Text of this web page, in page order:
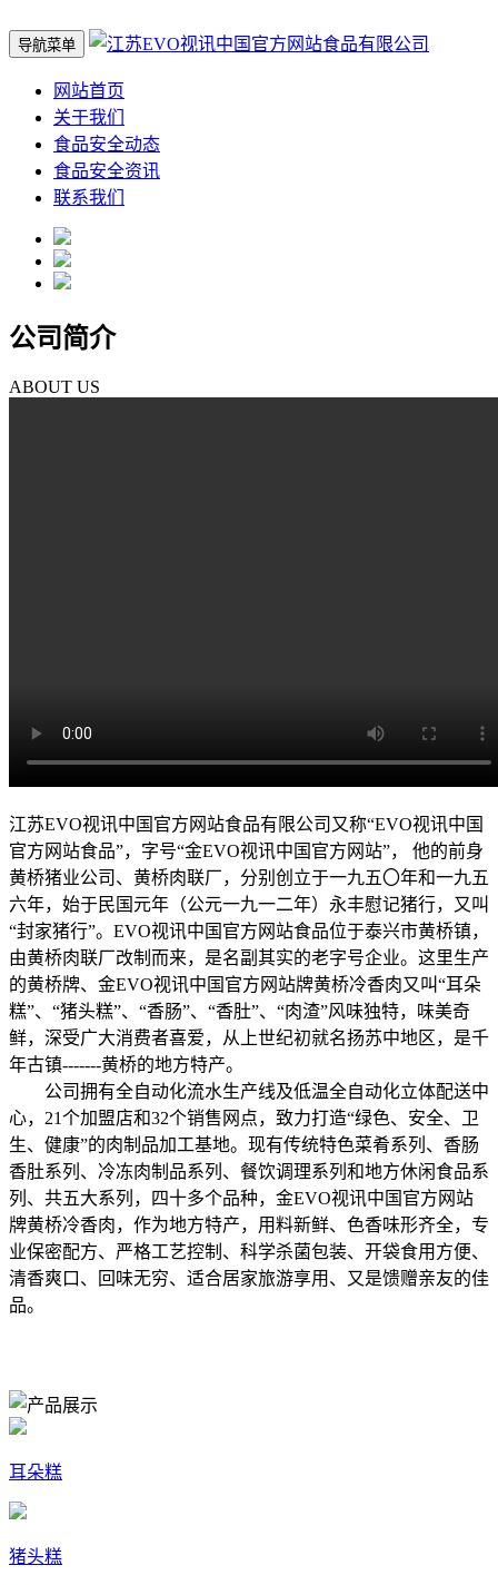
导航菜单
网站首页
关于我们
食品安全动态
食品安全资讯
联系我们
公司简介
ABOUT US
江苏EVO视讯中国官方网站食品有限公司又称“EVO视讯中国
官方网站食品”，字号“金EVO视讯中国官方网站”， 他的前身
黄桥猪业公司、黄桥肉联厂，分别创立于一九五〇年和一九五
六年，始于民国元年（公元一九一二年）永丰慰记猪行，又叫
“封家猪行”。EVO视讯中国官方网站食品位于泰兴市黄桥镇，
由黄桥肉联厂改制而来，是名副其实的老字号企业。这里生产
的黄桥牌、金EVO视讯中国官方网站牌黄桥冷香肉又叫“耳朵
糕”、“猪头糕”、“香肠”、“香肚”、“肉渣”风味独特，味美奇
鲜，深受广大消费者喜爱，从上世纪初就名扬苏中地区，是千
年古镇-------黄桥的地方特产。
公司拥有全自动化流水生产线及低温全自动化立体配送中
心，21个加盟店和32个销售网点，致力打造“绿色、安全、卫
生、健康”的肉制品加工基地。现有传统特色菜肴系列、香肠
香肚系列、冷冻肉制品系列、餐饮调理系列和地方休闲食品系
列、共五大系列，四十多个品种，金EVO视讯中国官方网站
牌黄桥冷香肉，作为地方特产，用料新鲜、色香味形齐全，专
业保密配方、严格工艺控制、科学杀菌包装、开袋食用方便、
清香爽口、回味无穷、适合居家旅游享用、又是馈赠亲友的佳
品。
耳朵糕
猪头糕